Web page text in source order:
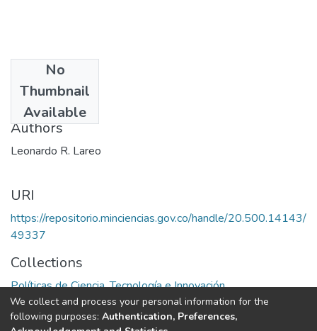
No
Thumbnail
Available
1987
Authors
Leonardo R. Lareo
URI
https://repositorio.minciencias.gov.co/handle/20.500.14143/
49337
Collections
Políticas de Ciencia, Tecnología e Innovación
Full item page
We collect and process your personal information for the
following purposes: Authentication, Preferences,